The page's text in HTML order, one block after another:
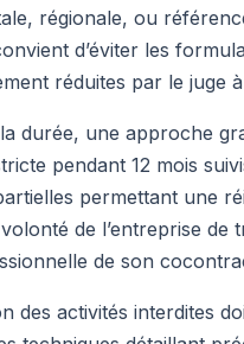
régionale, ou
d’éviter les
réduites par le juge
durée, une approche
pendant 12 mois
permettant une
de l’entreprise
de son
des activités interdites